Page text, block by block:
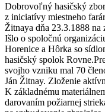
Dobrovoľný hasičský
z iniciatívy miestneho
Žitnaya dňa 23.3.1888
Išlo o spoločnú
Horenice a Hôrka so
hasičský spolok
svojho vzniku mal 70
Ján Žitnay. Zloženie
K základnému
darovaním požiarnej